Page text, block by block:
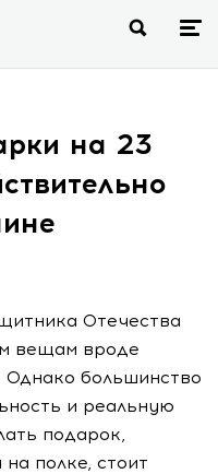
на 23
Отечества
вещам вроде
Однако большинство
и реальную
подарок,
полке, стоит